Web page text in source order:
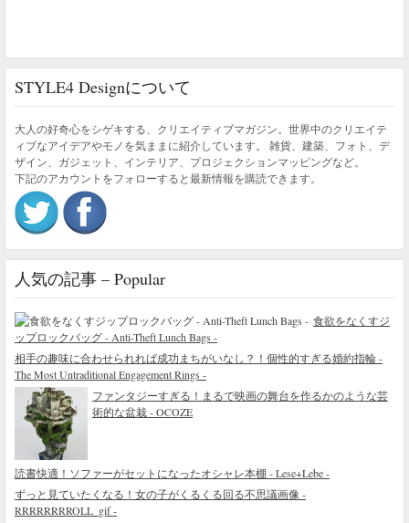
STYLE4 Designについて
大人の好奇心をシゲキする、クリエイティブマガジン。世界中のクリエイテ
ィブなアイデアやモノを気ままに紹介しています。 雑貨、建築、フォト、デ
ザイン、ガジェット、インテリア、プロジェクションマッピングなど。
下記のアカウントをフォローすると最新情報を購読できます。
人気の記事 – Popular
食欲をなくすジ
ップロックバッグ - Anti-Theft Lunch Bags -
相手の趣味に合わせられれば成功まちがいなし？！個性的すぎる婚約指輪 -
The Most Untraditional Engagement Rings -
ファンタジーすぎる！まるで映画の舞台を作るかのような芸
術的な盆栽 - OCOZE
読書快適！ソファーがセットになったオシャレ本棚 - Lese+Lebe -
ずっと見ていたくなる！女の子がくるくる回る不思議画像 -
RRRRRRRROLL_gif -